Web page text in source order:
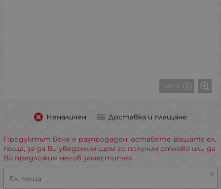
1 от 3
Неналичен Доставка и плащане
Продуктът вече е разпродаден, оставете Вашата ел.
поща, за да Ви уведомим щом го получим отново или да
Ви предложим негов заместител.
Ел. поща